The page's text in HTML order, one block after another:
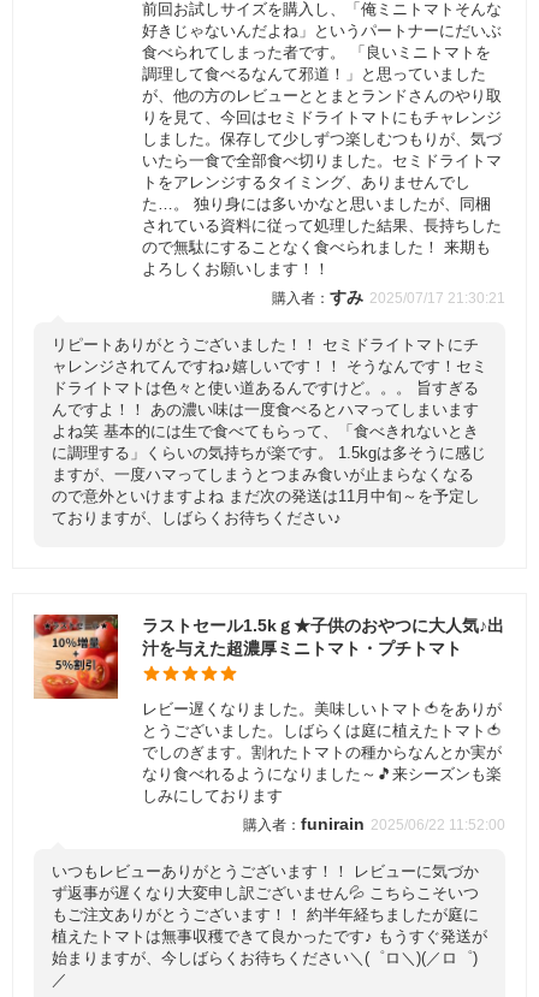
前回お試しサイズを購入し、「俺ミニトマトそんな
好きじゃないんだよね」というパートナーにだいぶ
食べられてしまった者です。 「良いミニトマトを
調理して食べるなんて邪道！」と思っていました
が、他の方のレビューととまとランドさんのやり取
りを見て、今回はセミドライトマトにもチャレンジ
しました。保存して少しずつ楽しむつもりが、気づ
いたら一食で全部食べ切りました。セミドライトマ
トをアレンジするタイミング、ありませんでし
た…。 独り身には多いかなと思いましたが、同梱
されている資料に従って処理した結果、長持ちした
ので無駄にすることなく食べられました！ 来期も
よろしくお願いします！！
すみ 2025/07/17 21:30:21
リピートありがとうございました！！ セミドライトマトにチ
ャレンジされてんですね♪嬉しいです！！ そうなんです！セミ
ドライトマトは色々と使い道あるんですけど。。。 旨すぎる
んですよ！！ あの濃い味は一度食べるとハマってしまいます
よね笑 基本的には生で食べてもらって、「食べきれないとき
に調理する」くらいの気持ちが楽です。 1.5kgは多そうに感じ
ますが、一度ハマってしまうとつまみ食いが止まらなくなる
ので意外といけますよね まだ次の発送は11月中旬～を予定し
ておりますが、しばらくお待ちください♪
ラストセール1.5kｇ★子供のおやつに大人気♪出
汁を与えた超濃厚ミニトマト・プチトマト
レビー遅くなりました。美味しいトマト🍅をありが
とうございました。しばらくは庭に植えたトマト🍅
でしのぎます。割れたトマトの種からなんとか実が
なり食べれるようになりました～🎵来シーズンも楽
しみにしております
funirain 2025/06/22 11:52:00
いつもレビューありがとうございます！！ レビューに気づか
ず返事が遅くなり大変申し訳ございません💦 こちらこそいつ
もご注文ありがとうございます！！ 約半年経ちましたが庭に
植えたトマトは無事収穫できて良かったです♪ もうすぐ発送が
始まりますが、今しばらくお待ちください＼(゜ロ＼)(／ロ゜)
／